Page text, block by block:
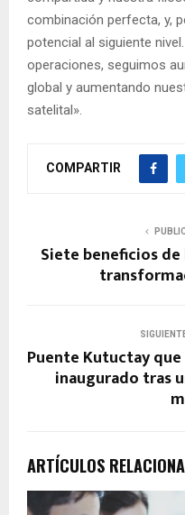
combinación perfecta, y,
potencial al siguiente
operaciones, seguimos
global y aumentando
satelital».
COMPARTIR
Siete beneficios
Puente Kutuctay que
inaugurado tras
ARTÍCULOS